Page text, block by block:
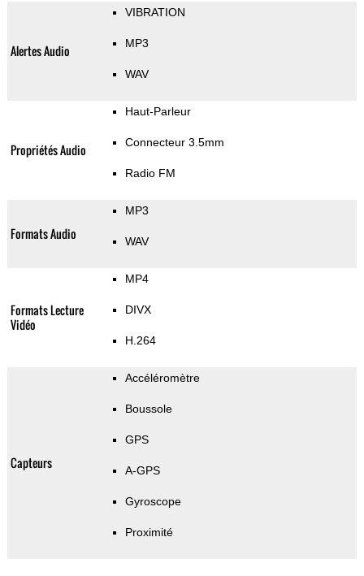
Alertes Audio
VIBRATION
MP3
WAV
Propriétés Audio
Haut-Parleur
Connecteur 3.5mm
Radio FM
Formats Audio
MP3
WAV
Formats Lecture
Vidéo
MP4
DIVX
H.264
Capteurs
Accéléromètre
Boussole
GPS
A-GPS
Gyroscope
Proximité